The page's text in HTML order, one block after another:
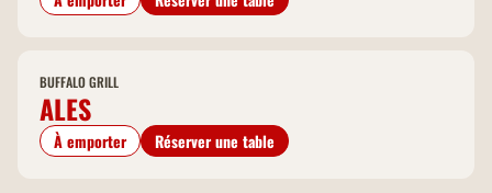
BUFFALO GRILL
ALES
À emporter Réserver une table